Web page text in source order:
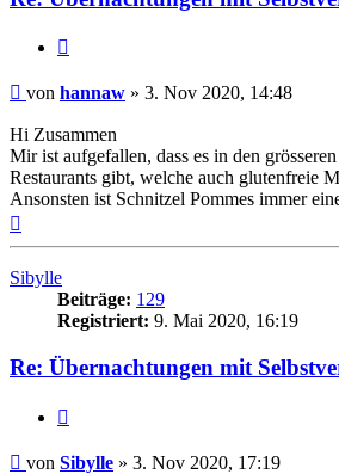
Beitrag
von hannaw » 3. Nov 2020, 14:48
Hi Zusammen
Mir ist aufgefallen, dass es in den
Restaurants gibt, welche auch glutenfreie
Ansonsten ist Schnitzel Pommes immer
Sibylle
Beiträge: 129
Registriert: 9. Mai 2020, 16:19
Re: Übernachtungen mit
Beitrag
von Sibylle » 3. Nov 2020, 17:19